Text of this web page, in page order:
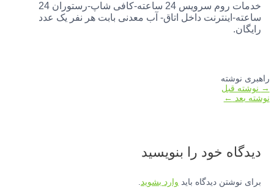
خدمات روم سرویس 24 ساعته-کافی شاپ-رستوران 24
ساعته-اینترنت داخل اتاق- آب معدنی بابت هر نفر یک عدد
رایگان.
راهبری نوشته
→ نوشته قبل
نوشته بعد ←
دیدگاه‌ خود را بنویسید
برای نوشتن دیدگاه باید وارد بشوید